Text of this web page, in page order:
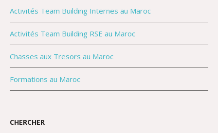
Activités Team Building Internes au Maroc
Activités Team Building RSE au Maroc
Chasses aux Tresors au Maroc
Formations au Maroc
CHERCHER